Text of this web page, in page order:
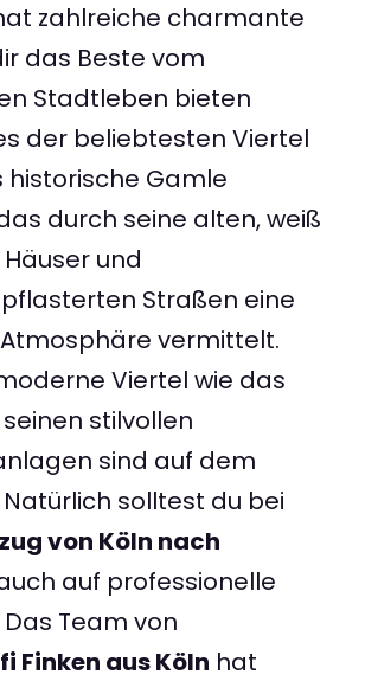
zahlreiche charmante
das Beste vom
Stadtleben bieten
der beliebtesten Viertel
historische Gamle
durch seine alten, weiß
und
Straßen eine
vermittelt.
Viertel wie das
stilvollen
sind auf dem
solltest du bei
von Köln nach
auf professionelle
Team von
Finken aus Köln hat